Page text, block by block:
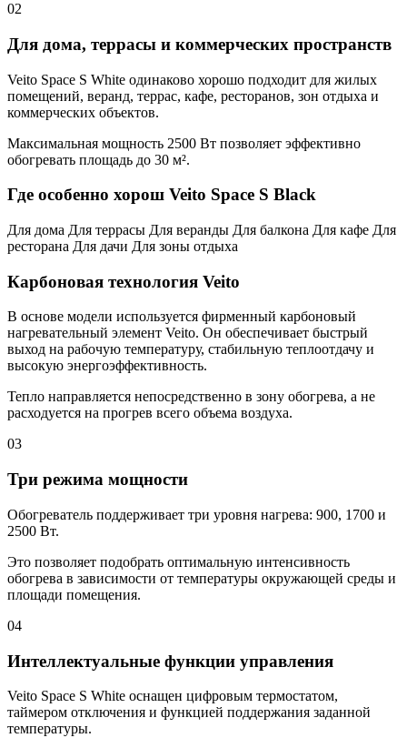
02
Для дома, террасы и коммерческих пространств
Veito Space S White одинаково хорошо подходит для жилых
помещений, веранд, террас, кафе, ресторанов, зон отдыха и
коммерческих объектов.
Максимальная мощность 2500 Вт позволяет эффективно
обогревать площадь до 30 м².
Где особенно хорош Veito Space S Black
Для дома Для террасы Для веранды Для балкона Для кафе Для
ресторана Для дачи Для зоны отдыха
Карбоновая технология Veito
В основе модели используется фирменный карбоновый
нагревательный элемент Veito. Он обеспечивает быстрый
выход на рабочую температуру, стабильную теплоотдачу и
высокую энергоэффективность.
Тепло направляется непосредственно в зону обогрева, а не
расходуется на прогрев всего объема воздуха.
03
Три режима мощности
Обогреватель поддерживает три уровня нагрева: 900, 1700 и
2500 Вт.
Это позволяет подобрать оптимальную интенсивность
обогрева в зависимости от температуры окружающей среды и
площади помещения.
04
Интеллектуальные функции управления
Veito Space S White оснащен цифровым термостатом,
таймером отключения и функцией поддержания заданной
температуры.